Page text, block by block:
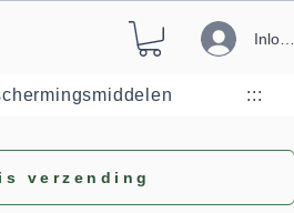
:::
verzending